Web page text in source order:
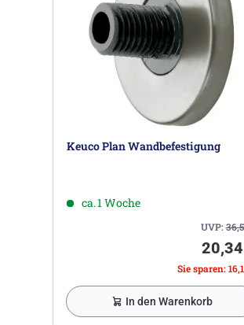
Keuco Plan Wandbefestigung
ca. 1 Woche
UVP:
Sie sparen:
In den Warenkorb